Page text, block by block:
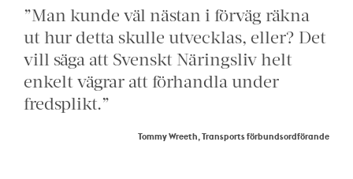
”Man kunde väl nästan i förväg räkna
ut hur detta skulle utvecklas, eller? Det
vill säga att Svenskt Näringsliv helt
enkelt vägrar att förhandla under
fredsplikt.”
Tommy Wreeth, Transports förbundsordförande